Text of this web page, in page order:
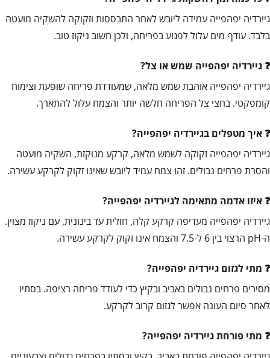
גיירדיה יפהפייה עמידה ליובש לאחר התבססות וזקוקה להשקיה מועטה
בלבד. עודף מים עלול לפגוע בפריחה, ולכן חשוב ניקוז טוב.
גיירדיה יפהפייה שמש או צל?
גיירדיה יפהפייה אוהבת שמש מלאה, שמעודדת פריחה שופעת וצימוח
קומפקטי. בחצי צל הפריחה חלשה יותר והצמח עלול להתארך.
איך מטפלים בגיירדיה יפהפייה?
גיירדיה יפהפייה זקוקה לשמש מלאה, קרקע מנוקזת, השקיה מועטה
והסרת פרחים נבולים. זהו צמח עמיד ליובש שאינו זקוק לקרקע עשירה.
איזו אדמה מתאימה לגיירדיה יפהפייה?
גיירדיה יפהפייה מעדיפה קרקע קלה, חולית עד בינונית, עם ניקוז מצוין.
ה-pH הרצוי בין 6 ל-7.5 והצמח אינו זקוק לקרקע עשירה.
מתי לגזום גיירדיה יפהפייה?
מסירים פרחים נבולים באביב ובקיץ כדי לעודד פריחה רציפה. בסתיו
לאחר סיום העונה אפשר לגזום קרוב לקרקע.
מתי פורחת גיירדיה יפהפייה?